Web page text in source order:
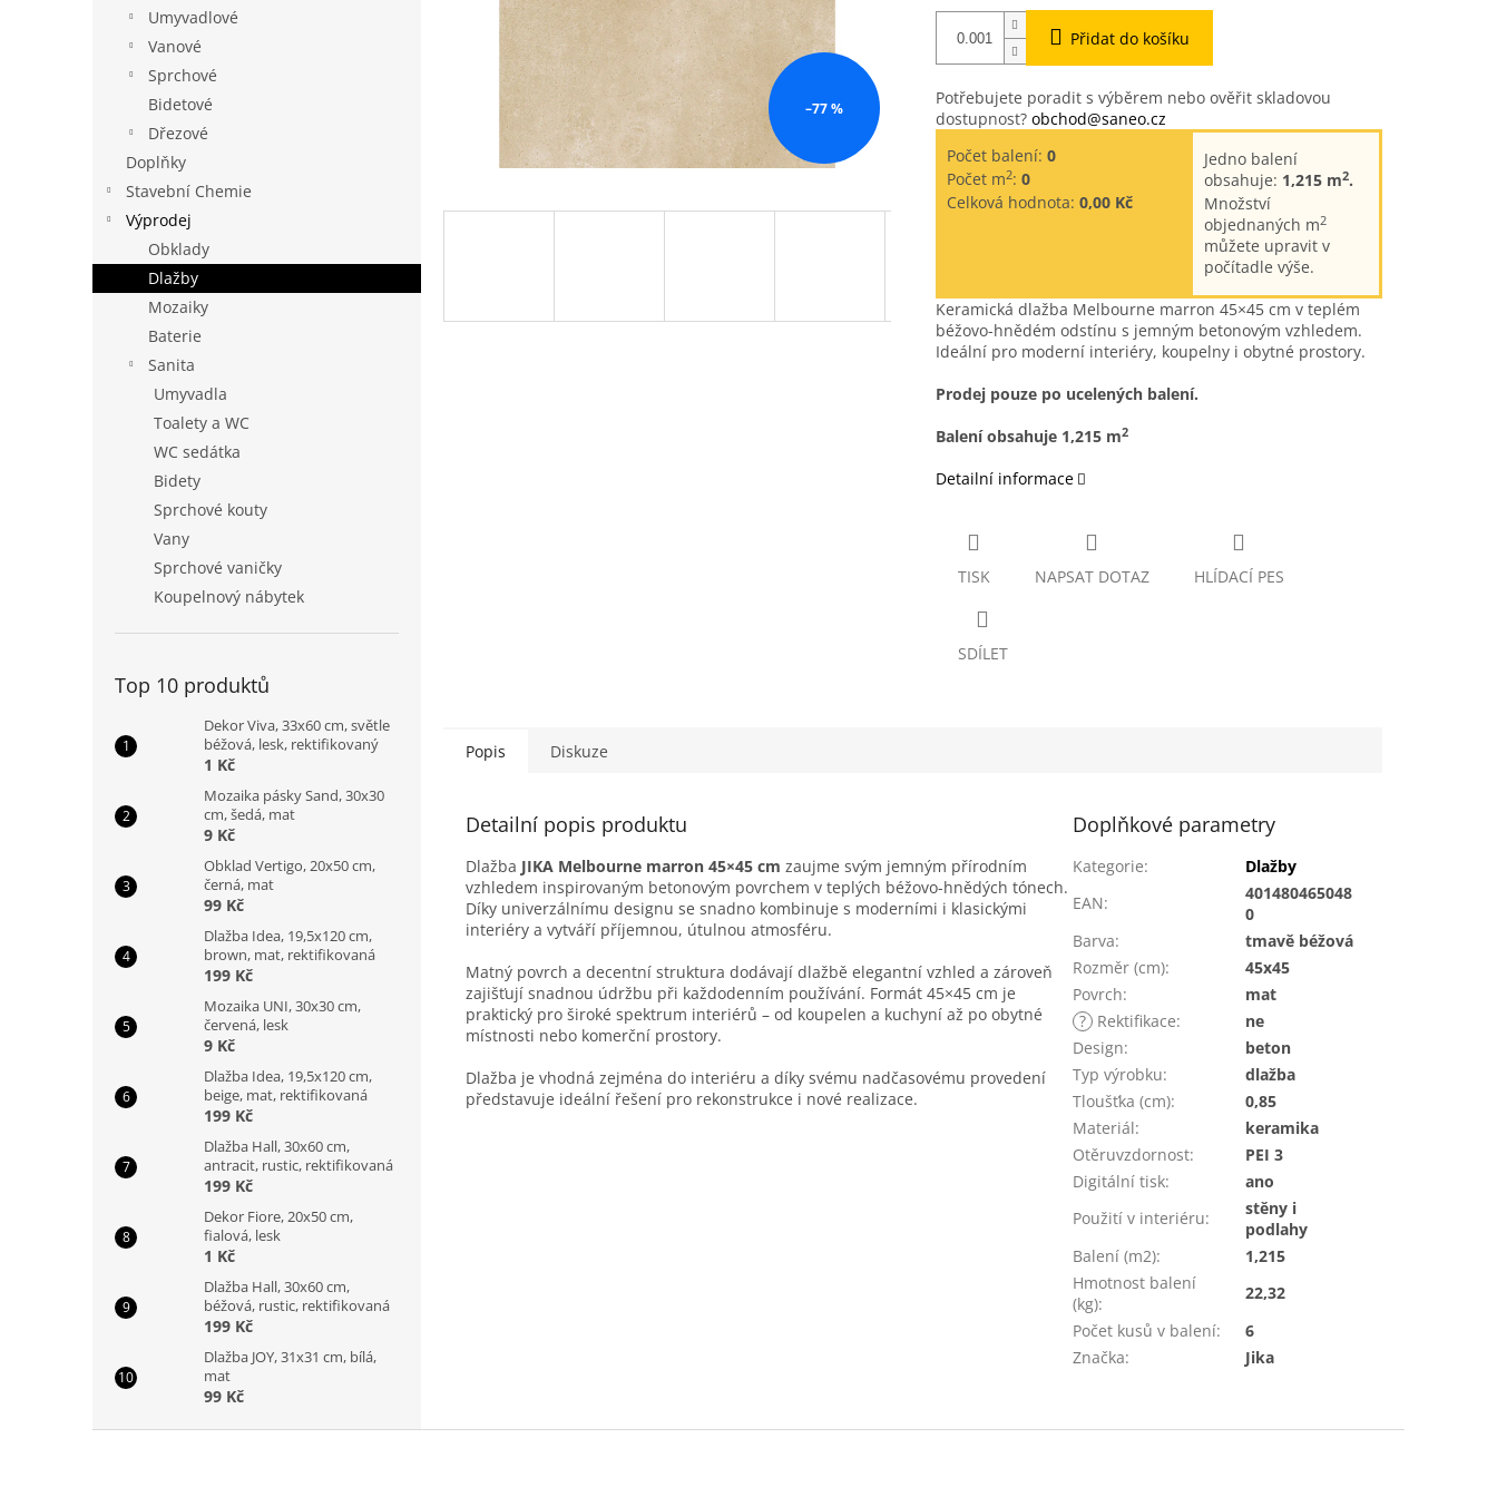
Umyvadlové
Vanové
Sprchové
Bidetové
Dřezové
Doplňky
Stavební Chemie
Výprodej
Obklady
Dlažby
Mozaiky
Baterie
Sanita
Umyvadla
Toalety a WC
WC sedátka
Bidety
Sprchové kouty
Vany
Sprchové vaničky
Koupelnový nábytek
Top 10 produktů
Dekor Viva, 33x60 cm, světle
béžová, lesk, rektifikovaný
1 Kč
Mozaika pásky Sand, 30x30
cm, šedá, mat
9 Kč
Obklad Vertigo, 20x50 cm,
černá, mat
99 Kč
Dlažba Idea, 19,5x120 cm,
brown, mat, rektifikovaná
199 Kč
Mozaika UNI, 30x30 cm,
červená, lesk
9 Kč
Dlažba Idea, 19,5x120 cm,
beige, mat, rektifikovaná
199 Kč
Dlažba Hall, 30x60 cm,
antracit, rustic, rektifikovaná
199 Kč
Dekor Fiore, 20x50 cm,
fialová, lesk
1 Kč
Dlažba Hall, 30x60 cm,
béžová, rustic, rektifikovaná
199 Kč
Dlažba JOY, 31x31 cm, bílá,
mat
99 Kč
–77 %
Přidat do košíku
Potřebujete poradit s výběrem nebo ověřit skladovou
dostupnost? obchod@saneo.cz
Počet balení: 0
Počet m2: 0
Celková hodnota: 0,00 Kč
Jedno balení
obsahuje: 1,215 m2.
Množství
objednaných m2
můžete upravit v
počítadle výše.
Keramická dlažba Melbourne marron 45×45 cm v teplém
béžovo-hnědém odstínu s jemným betonovým vzhledem.
Ideální pro moderní interiéry, koupelny i obytné prostory.
Prodej pouze po ucelených balení.
Balení obsahuje 1,215 m2
Detailní informace
TISK NAPSAT DOTAZ HLÍDACÍ PES
SDÍLET
Popis Diskuze
Detailní popis produktu
Dlažba JIKA Melbourne marron 45×45 cm zaujme svým jemným přírodním
vzhledem inspirovaným betonovým povrchem v teplých béžovo-hnědých tónech.
Díky univerzálnímu designu se snadno kombinuje s moderními i klasickými
interiéry a vytváří příjemnou, útulnou atmosféru.
Matný povrch a decentní struktura dodávají dlažbě elegantní vzhled a zároveň
zajišťují snadnou údržbu při každodenním používání. Formát 45×45 cm je
praktický pro široké spektrum interiérů – od koupelen a kuchyní až po obytné
místnosti nebo komerční prostory.
Dlažba je vhodná zejména do interiéru a díky svému nadčasovému provedení
představuje ideální řešení pro rekonstrukce i nové realizace.
Doplňkové parametry
Kategorie:
Dlažby
EAN:
401480465048
0
Barva:
tmavě béžová
Rozměr (cm):
45x45
Povrch:
mat
? Rektifikace:
ne
Design:
beton
Typ výrobku:
dlažba
Tloušťka (cm):
0,85
Materiál:
keramika
Otěruvzdornost:
PEI 3
Digitální tisk:
ano
Použití v interiéru:
stěny i
podlahy
Balení (m2):
1,215
Hmotnost balení
(kg):
22,32
Počet kusů v balení:
6
Značka: Jika